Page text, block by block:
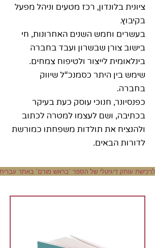
ציונית בלונדון, רכז מטעים וניהל מפעל
בקיבוץ.
בעשרים וחמש השנים האחרונות, חי
בישוב צורן שבשרון ועבד בחברה
בינלאומית לייצור ולטיפוח צמחים.
שימש בין היתר כסמנכ“ל שיווק
בחברה.
כפנסיונר, חנוכי עוסק כעת בעיקר
בכתיבה, ושם לעצמו למטרה לכתוב
ולהנציח את תולדות משפחתו כמורשת
לדורות הבאים.
לרכישת עותק דיגיטלי של הספר "בראש מורם" באתר עברית